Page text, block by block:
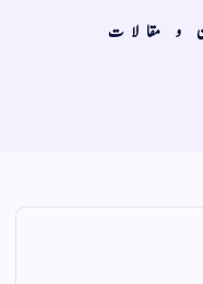
ساتھ لایا